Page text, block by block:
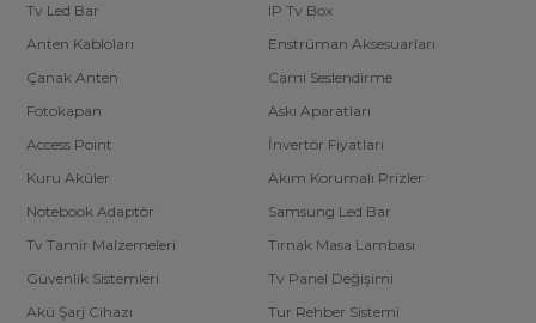
Tv Led Bar
IP Tv Box
Anten Kabloları
Enstrüman Aksesuarları
Çanak Anten
Cami Seslendirme
Fotokapan
Askı Aparatları
Access Point
İnvertör Fiyatları
Kuru Aküler
Akım Korumalı Prizler
Notebook Adaptör
Samsung Led Bar
Tv Tamir Malzemeleri
Tırnak Masa Lambası
Güvenlik Sistemleri
Tv Panel Değişimi
Akü Şarj Cihazı
Tur Rehber Sistemi